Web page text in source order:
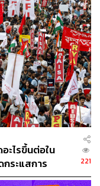
ะไรขึ้นต่อใน
กระแสการ
221